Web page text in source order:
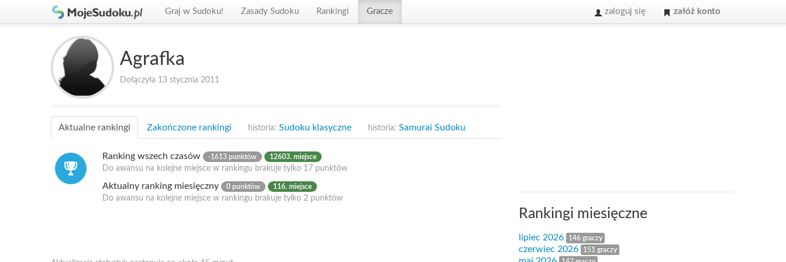
Graj w Sudoku! Zasady Sudoku Rankingi Gracze zaloguj się załóż konto
Agrafka
Dołączyła 13 stycznia 2011
Aktualne rankingi Zakończone rankingi historia: Sudoku klasyczne historia: Samurai Sudoku
Ranking wszech czasów -1613 punktów 12603. miejsce
Do awansu na kolejne miejsce w rankingu brakuje tylko 17 punktów
Aktualny ranking miesięczny 0 punktów 116. miejsce
Do awansu na kolejne miejsce w rankingu brakuje tylko 2 punktów
Rankingi miesięczne
lipiec 2026 146 graczy
czerwiec 2026 151 graczy